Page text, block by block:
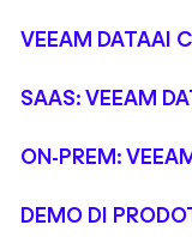
VEEAM DATAAI
SAAS: VEEAM
ON-PREM:
DEMO DI